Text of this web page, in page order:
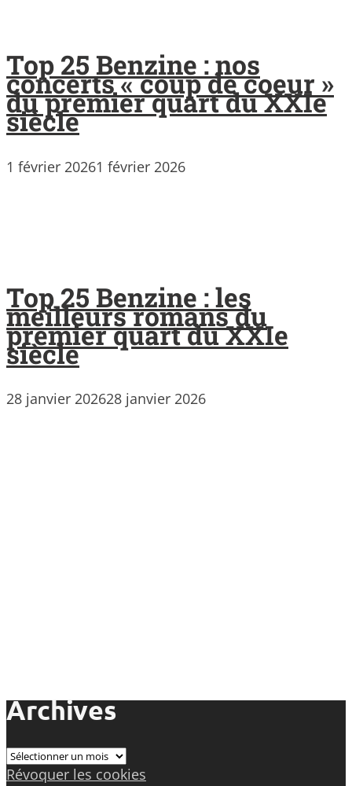
Top 25 Benzine : nos
concerts « coup de coeur »
du premier quart du XXIe
siècle
1 février 20261 février 2026
Top 25 Benzine : les
meilleurs romans du
premier quart du XXIe
siècle
28 janvier 202628 janvier 2026
Archives
Archives
Révoquer les cookies